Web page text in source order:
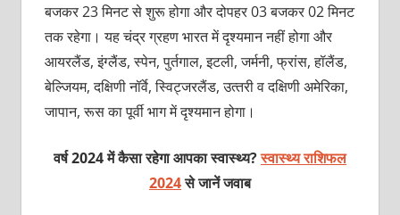
बजकर 23 मिनट से शुरू होगा और दोपहर 03 बजकर 02 मिनट
तक रहेगा। यह चंद्र ग्रहण भारत में दृश्‍यमान नहीं होगा और
आयरलैंड, इंग्‍लैंड, स्‍पेन, पुर्तगाल, इटली, जर्मनी, फ्रांस, हॉलैंड,
बेल्जियम, दक्षिणी नॉर्वे, स्विट्जरलैंड, उत्‍तरी व दक्षिणी अमेरिका,
जापान, रूस का पूर्वी भाग में दृ‍श्‍यमान होगा।
वर्ष 2024 में कैसा रहेगा आपका स्वास्थ्य?स्वास्थ्य राशिफल
2024से जानें जवाब